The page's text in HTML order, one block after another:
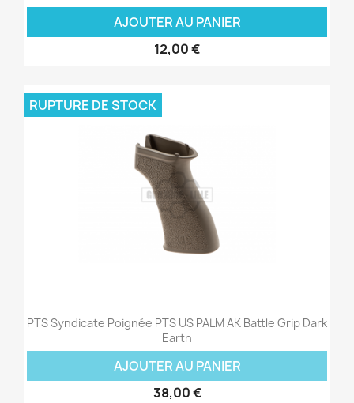
AJOUTER AU PANIER
12,00 €
PTS Syndicate Poignée PTS US PALM AK Battle Grip Dark
Earth
AJOUTER AU PANIER
38,00 €
RUPTURE DE STOCK